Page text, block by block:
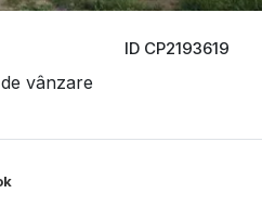
ID CP2193619
vânzare